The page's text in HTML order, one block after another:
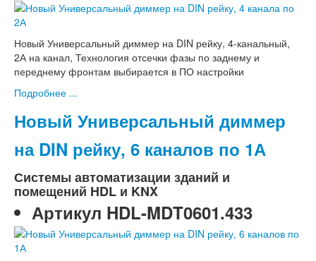
Новый Универсальный диммер на DIN рейку, 4-канальный,
2А на канал, Технология отсечки фазы по заднему и
переднему фронтам выбирается в ПО настройки
Подробнее ...
Новый Универсальный диммер
на DIN рейку, 6 каналов по 1А
Системы автоматизации зданий и
помещений HDL и KNX
Артикул HDL-MDT0601.433